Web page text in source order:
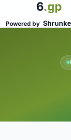
6.gp
Powered by